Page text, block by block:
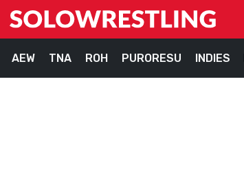
AEW TNA ROH PURORESU INDIES